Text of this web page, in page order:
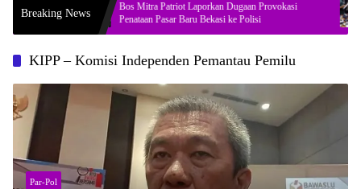
Breaking News
Bos Mitra Patriot Laporkan Dugaan Provokasi
Penataan Pasar Baru Bekasi ke Polisi
KIPP – Komisi Independen Pemantau Pemilu
Par-Pol